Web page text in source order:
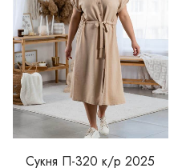
Сукня П-320 к/р 2025